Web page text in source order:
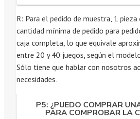
R: Para el pedido de muestra, 1 pieza
cantidad mínima de pedido para
caja completa, lo que equivale
entre 20 y 40 juegos, según el
Sólo tiene que hablar con nosotros
necesidades.
P5: ¿PUEDO COMPRAR
PARA COMPROBAR LA